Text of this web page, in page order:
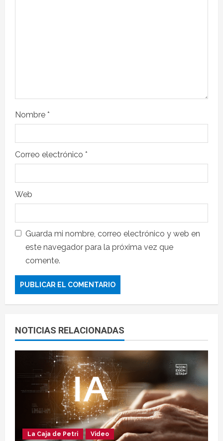
Nombre *
Correo electrónico *
Web
Guarda mi nombre, correo electrónico y web en
este navegador para la próxima vez que
comente.
NOTICIAS RELACIONADAS
La Caja de Petri Video